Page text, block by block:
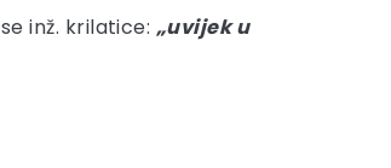
inž. krilatice: „uvijek u